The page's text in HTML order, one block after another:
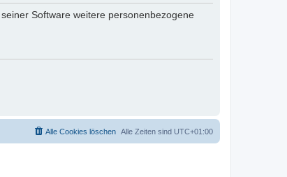
Software weitere personenbezogene
Alle Zeiten sind UTC+01:00
Alle Cookies löschen